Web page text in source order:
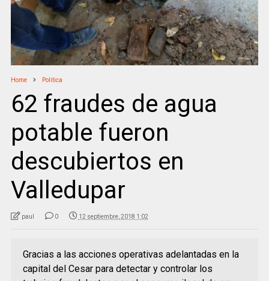
Home Politica
62 fraudes de agua
potable fueron
descubiertos en
Valledupar
paul 0 12 septiembre, 2018 1:02
Gracias a las acciones operativas adelantadas en la
capital del Cesar para detectar y controlar los